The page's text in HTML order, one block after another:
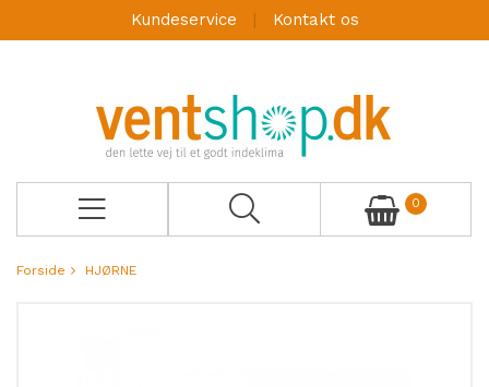
Kundeservice Kontakt os
0
Forside HJØRNE